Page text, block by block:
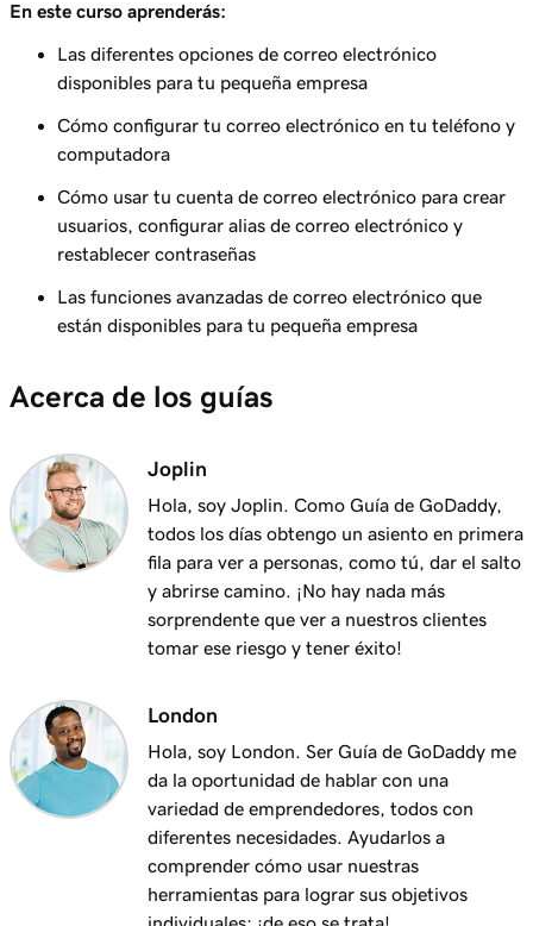
Lección 7 (de 37)
Enviarme un correo electrónico de prueba
Lección 8 (de 37)
Agregar mi correo electrónico de Microsoft
365 a Outlook en un iPhone
1m 8s
Lección 9 (de 37)
Agregar mi correo electrónico de Microsoft
365 a Outlook en un Android
Lección 10 (de 37)
Agregar mi correo electrónico de Microsoft
Agregar mi correo electrónico de Microsoft 365
a Apple Mail en Mac
Lección 12 (de 37)
Agregar mi correo electrónico de Microsoft
365 a Outlook en Windows
1m 3s
Lección 13 (de 37)
365 a Apple Mail en un iPhone
Lección 14 (de 37)
Agregar mi correo electrónico de Microsoft
365 a mi aplicación de correo en un Android
Lección 15 (de 37)
Crear mi firma de correo electrónico en
Microsoft 365
En este curso aprenderás:
Las diferentes opciones de correo electrónico
disponibles para tu pequeña empresa
Cómo configurar tu correo electrónico en tu teléfono y
computadora
Cómo usar tu cuenta de correo electrónico para crear
usuarios, configurar alias de correo electrónico y
restablecer contraseñas
Las funciones avanzadas de correo electrónico que
están disponibles para tu pequeña empresa
Acerca de los guías
Joplin
Hola, soy Joplin. Como Guía de GoDaddy,
todos los días obtengo un asiento en primera
fila para ver a personas, como tú, dar el salto
y abrirse camino. ¡No hay nada más
sorprendente que ver a nuestros clientes
tomar ese riesgo y tener éxito!
London
Hola, soy London. Ser Guía de GoDaddy me
da la oportunidad de hablar con una
variedad de emprendedores, todos con
diferentes necesidades. Ayudarlos a
comprender cómo usar nuestras
herramientas para lograr sus objetivos